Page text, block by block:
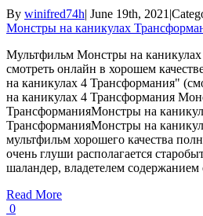
By winifred74h| June 19th, 2021 |
Монстры на каникулах
Мультфильм Монстры на
смотреть онлайн в хорошем
на каникулах 4 Трансформания"
на каникулах 4 Трансформания
ТрансформанияМонстры на
ТрансформанияМонстры на
мультфильм хорошего качества
очень глуши располагается
шаландер, владетелем
Read More
0